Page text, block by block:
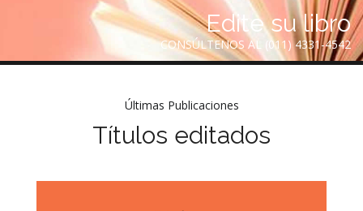
Edite su libro
CONSÚLTENOS AL (011) 4331-4542
Últimas Publicaciones
Títulos editados